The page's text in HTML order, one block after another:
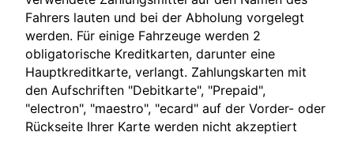
Fahrers lauten und bei der Abholung vorgelegt
werden. Für einige Fahrzeuge werden 2
obligatorische Kreditkarten, darunter eine
Hauptkreditkarte, verlangt. Zahlungskarten mit
den Aufschriften "Debitkarte", "Prepaid",
"electron", "maestro", "ecard" auf der Vorder- oder
Rückseite Ihrer Karte werden nicht akzeptiert